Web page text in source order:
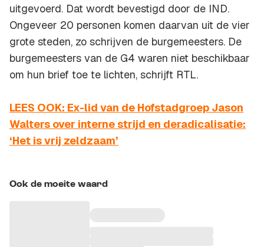
uitgevoerd. Dat wordt bevestigd door de IND.
Ongeveer 20 personen komen daarvan uit de vier
grote steden, zo schrijven de burgemeesters. De
burgemeesters van de G4 waren niet beschikbaar
om hun brief toe te lichten, schrijft RTL.
LEES OOK: Ex-lid van de Hofstadgroep Jason
Walters over interne strijd en deradicalisatie:
‘Het is vrij zeldzaam’
Ook de moeite waard